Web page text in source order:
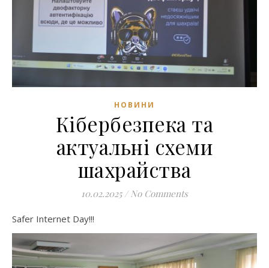
НОВИНИ
Кібербезпека та
актуальні схеми
шахрайства
10.02.2025 / No Comments
Safer Internet Day!!!